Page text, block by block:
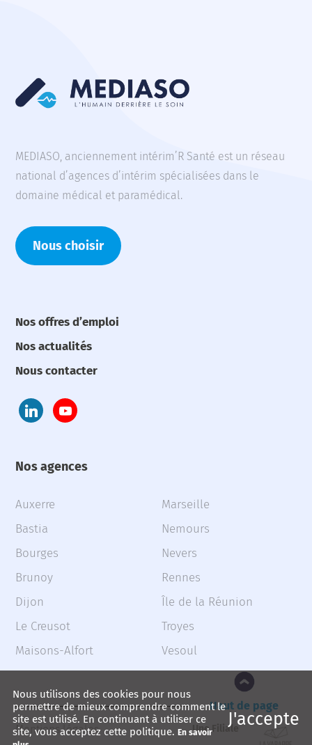
MEDIASO, anciennement intérim’R Santé est un réseau
national d’agences d’intérim spécialisées dans le
domaine médical et paramédical.
Nous choisir
Nos offres d’emploi
Nos actualités
Nous contacter
Nos agences
Auxerre
Bastia
Bourges
Brunoy
Dijon
Le Creusot
Maisons-Alfort
Marseille
Nemours
Nevers
Rennes
Île de la Réunion
Troyes
Vesoul
Haut de page
Mentions légales
Une Filiale
Nous utilisons des cookies pour nous
permettre de mieux comprendre comment le
site est utilisé. En continuant à utiliser ce
site, vous acceptez cette politique. En savoir
J'accepte